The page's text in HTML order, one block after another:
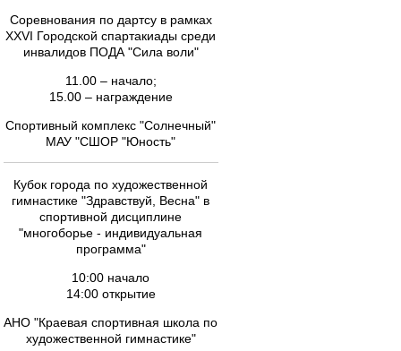
Соревнования по дартсу в рамках
XXVI Городской спартакиады среди
инвалидов ПОДА "Сила воли"
11.00 – начало;
15.00 – награждение
Спортивный комплекс "Солнечный"
МАУ "СШОР "Юность"
Кубок города по художественной
гимнастике "Здравствуй, Весна" в
спортивной дисциплине
"многоборье - индивидуальная
программа"
10:00 начало
14:00 открытие
АНО "Краевая спортивная школа по
художественной гимнастике"